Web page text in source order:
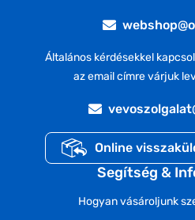
Általános kérdésekkel
az email címre várjuk
Online
Segítség &
Hogyan vásároljunk